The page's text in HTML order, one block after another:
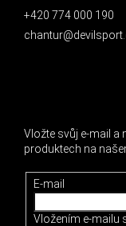
+420 774 000 190
Vložte svůj e-mail a
produktech na
E-mail
Vložením e-mailu